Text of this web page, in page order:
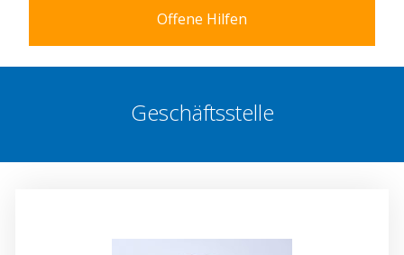
Offene Hilfen
Geschäftsstelle